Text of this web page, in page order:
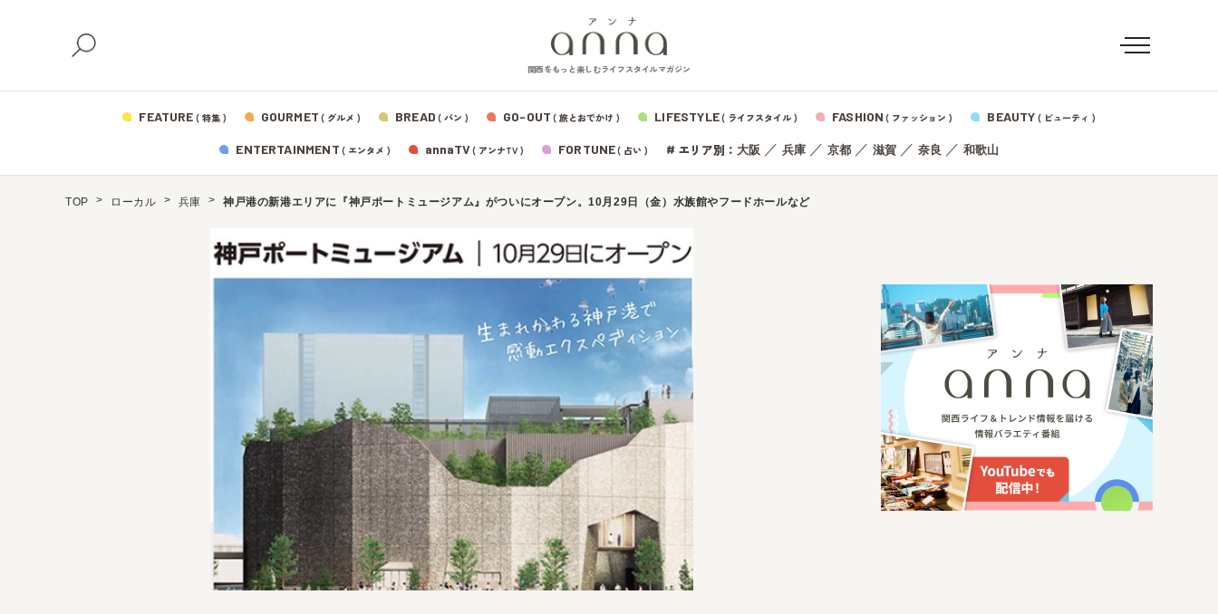
関西をもっと楽しむライフスタイルマガジン
FEATURE ( 特集 ) GOURMET ( グルメ ) BREAD ( パン ) GO-OUT ( 旅とおでかけ ) LIFESTYLE( ライフスタイル ) FASHION ( ファッション ) BEAUTY ( ビューティ )
ENTERTAINMENT ( エンタメ ) annaTV( アンナTV ) FORTUNE( 占い ) # エリア別： 大阪 ／ 兵庫／ 京都／ 滋賀／ 奈良 ／ 和歌山
TOP ローカル 兵庫 神戸港の新港エリアに『神戸ポートミュージアム』がついにオープン。10月29日（金）水族館やフードホールなど